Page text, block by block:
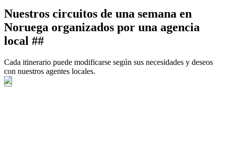
Nuestros circuitos de una semana en
Noruega organizados por una agencia
local ##
Cada itinerario puede modificarse según sus necesidades y deseos
con nuestros agentes locales.